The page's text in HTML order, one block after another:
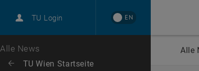
TU Login EN
Karriere
Zur 1. Menü Ebene
Alle News
Zurück: Subseiten von TU Wien Startseite auflisten
Zurück zur letzten Ebene:
TU Wien Startseite
Alle